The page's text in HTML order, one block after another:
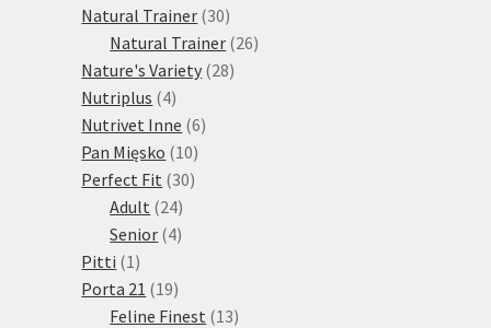
Natural Trainer 3030
produktů
Natural Trainer 2626
Nature's Variety 2828
Nutriplus 44
produkty
Nutrivet Inne 66
Pan Mięsko 1010
produktů
Perfect Fit 3030
Adult 2424
produktů
Senior 44
Pitti 1 1
produkt
Porta 21 1919
produktů
Feline Finest 1313